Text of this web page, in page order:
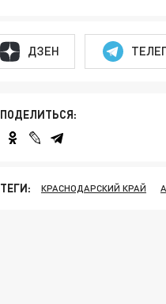
ДЗЕН
ПОДЕЛИТЬСЯ:
ТЕГИ: КРАСНОДАРСКИЙ КРАЙ